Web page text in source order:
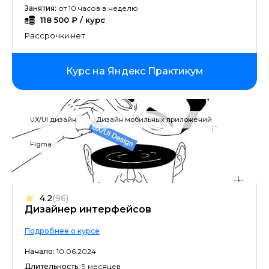
Программирование с трудоустройством
Backend-разработка
Fullstack-разработка
UX-аналитика
Продуктовый дизайн
Критическое мышление
Инженер по автоматизации
SQL
Языки программирования
Занятия: от 10 часов в неделю
118 500 ₽ / курс
Рассрочки нет.
Курс на Яндекс Практикум
UX/UI дизайн Дизайн мобильных приложений
Figma
Дизайнер интерфейсов
4.2(96)
Подробнее о курсе
Начало: 10.06.2024
Длительность: 9 месяцев